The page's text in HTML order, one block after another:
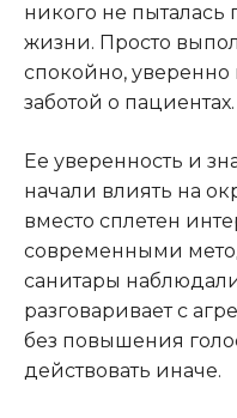
никого не пыталась
жизни. Просто
спокойно, уверенно
заботой о пациентах.
Ее уверенность и
начали влиять на
вместо сплетен
современными
санитары
разговаривает с
без повышения
действовать иначе.